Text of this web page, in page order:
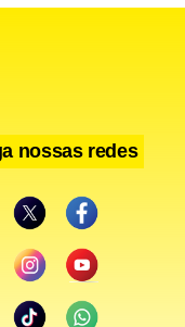
Beltrão Moratto. A
de 2015.
sobre as
de 60%. Mas ainda
e
nossas redes